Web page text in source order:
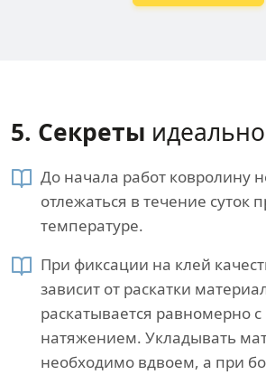
5. Секреты​
До начала работ ковролину
отлежаться в течение суток
температуре.
При фиксации на клей
зависит от раскатки
раскатывается равномерно
натяжением. Укладывать
необходимо вдвоем, а при